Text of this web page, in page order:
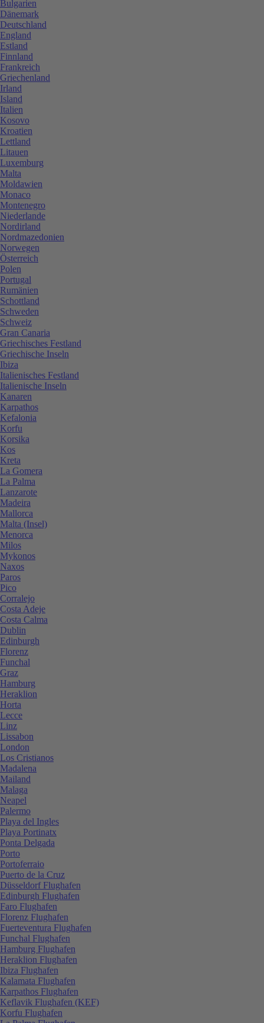
Bulgarien
Dänemark
Deutschland
England
Estland
Finnland
Frankreich
Griechenland
Irland
Island
Italien
Kosovo
Kroatien
Lettland
Litauen
Luxemburg
Malta
Moldawien
Monaco
Montenegro
Niederlande
Nordirland
Nordmazedonien
Norwegen
Österreich
Polen
Portugal
Rumänien
Schottland
Schweden
Schweiz
Gran Canaria
Griechisches Festland
Griechische Inseln
Ibiza
Italienisches Festland
Italienische Inseln
Kanaren
Karpathos
Kefalonia
Korfu
Korsika
Kos
Kreta
La Gomera
La Palma
Lanzarote
Madeira
Mallorca
Malta (Insel)
Menorca
Milos
Mykonos
Naxos
Paros
Pico
Corralejo
Costa Adeje
Costa Calma
Dublin
Edinburgh
Florenz
Funchal
Graz
Hamburg
Heraklion
Horta
Lecce
Linz
Lissabon
London
Los Cristianos
Madalena
Mailand
Malaga
Neapel
Palermo
Playa del Ingles
Playa Portinatx
Ponta Delgada
Porto
Portoferraio
Puerto de la Cruz
Düsseldorf Flughafen
Edinburgh Flughafen
Faro Flughafen
Florenz Flughafen
Fuerteventura Flughafen
Funchal Flughafen
Hamburg Flughafen
Heraklion Flughafen
Ibiza Flughafen
Kalamata Flughafen
Karpathos Flughafen
Keflavik Flughafen (KEF)
Korfu Flughafen